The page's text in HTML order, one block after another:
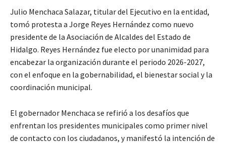
Julio Menchaca Salazar, titular del Ejecutivo en la entidad,
tomó protesta a Jorge Reyes Hernández como nuevo
presidente de la Asociación de Alcaldes del Estado de
Hidalgo. Reyes Hernández fue electo por unanimidad para
encabezar la organización durante el periodo 2026-2027,
con el enfoque en la gobernabilidad, el bienestar social y la
coordinación municipal.
El gobernador Menchaca se refirió a los desafíos que
enfrentan los presidentes municipales como primer nivel
de contacto con los ciudadanos, y manifestó la intención de